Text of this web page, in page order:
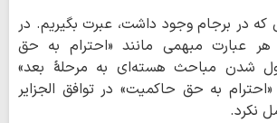
که در برجام وجود داشت، عبرت بگیریم. در
هر عبارت مبهمی مانند «احترام به حق
شدن مباحث هسته‌ای به مرحلۀ بعد»
به حق حاکمیت» در توافق الجزایر
نکرد.